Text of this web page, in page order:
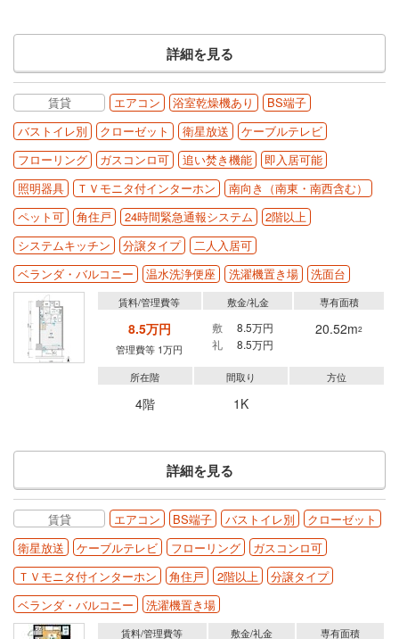
詳細を見る
賃貸 エアコン 浴室乾燥機あり
BS端子
バストイレ別
クローゼット 衛星放送
ケーブルテレビ
フローリング
ガスコンロ可 追い焚き機能
即入居可能
照明器具
ＴＶモニタ付インターホン
南向き（南東・南西含む）
ペット可
角住戸 24時間緊急通報システム
2階以上
システムキッチン
分譲タイプ
二人入居可
ベランダ・バルコニー
温水洗浄便座 洗濯機置き場 洗面台
賃料/管理費等
8.5万円
管理費等 1万円
敷金/礼金
敷
8.5万円
礼
8.5万円
専有面積
20.52m2
所在階
4階
間取り
1K
方位
詳細を見る
賃貸 エアコン BS端子 バストイレ別
クローゼット
衛星放送
ケーブルテレビ フローリング
ガスコンロ可
ＴＶモニタ付インターホン
角住戸 2階以上
分譲タイプ
ベランダ・バルコニー
洗濯機置き場
賃料/管理費等 敷金/礼金 専有面積